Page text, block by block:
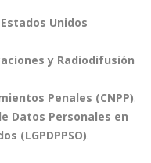
Unidos
y Radiodifusión
Penales (CNPP).
Datos Personales en
(LGPDPPSO).